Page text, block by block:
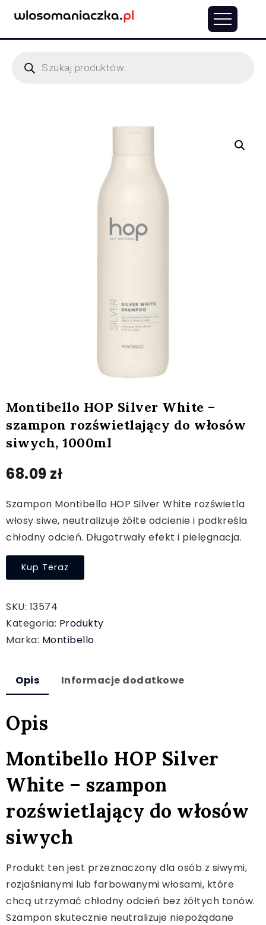
Montibello HOP Silver White –
szampon rozświetlający do włosów
siwych, 1000ml
68.09 zł
Szampon Montibello HOP Silver White rozświetla
włosy siwe, neutralizuje żółte odcienie i podkreśla
chłodny odcień. Długotrwały efekt i pielęgnacja.
Kup Teraz
SKU: 13574
Kategoria: Produkty
Marka: Montibello
Opis Informacje dodatkowe
Opis
Montibello HOP Silver
White – szampon
rozświetlający do włosów
siwych
Produkt ten jest przeznaczony dla osób z siwymi,
rozjaśnianymi lub farbowanymi włosami, które
chcą utrzymać chłodny odcień bez żółtych tonów.
Szampon skutecznie neutralizuje niepożądane